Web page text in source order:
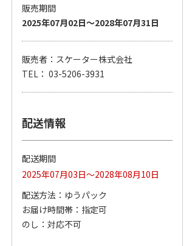
ふわっとフタタイト
ランチボックス角型
パペットスンスン
販売期間
2025年07月02日～2028年07月31日
販売者：スケーター株式会社
TEL： 03-5206-3931
配送情報
配送期間
2025年07月03日～2028年08月10日
配送方法
ゆうパック
お届け時間帯
指定可
のし
対応不可